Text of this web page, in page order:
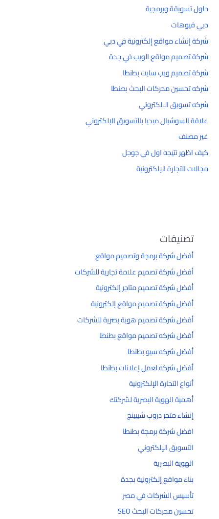
حلول تسويقة وبرمجية
دبي فيوهات
شركة إنشاء مواقع إلكترونية في دبي
شركة تصميم مواقع الويب في جدة
شركة تصميم ويب سايت بطنطا
شركه تحسين محركات البحث بطنطا
شركه تسويق الالكتروني
علاقة السوشيال ميديا بالتسويق الإلكتروني
غير مصنف
كيف اظهر نتيجه اول في جوجل
مجالات التجارة الإلكترونية
تصنيفات
أفضل شركة برمجة وتصميم مواقع
أفضل شركة تصميم علامة تجارية للشركات
أفضل شركة تصميم متاجر إلكترونية
أفضل شركة تصميم مواقع إلكترونية
أفضل شركة تصميم هوية بصرية للشركات
أفضل شركه تصميم مواقع بطنطا
أفضل شركه سيو بطنطا
أفضل شركه لعمل إعلانات بطنطا
أنواع التجارة الإلكترونية
أهمية الهوية البصرية لشركتك
إنشاء متجر دروب شيبينج
افضل شركة برمجة بطنطا
التسويق الإلكتروني
الهوية البصرية
بناء مواقع إلكترونية بجدة
تأسيس الشركات في مصر
تحسين محركات البحث SEO